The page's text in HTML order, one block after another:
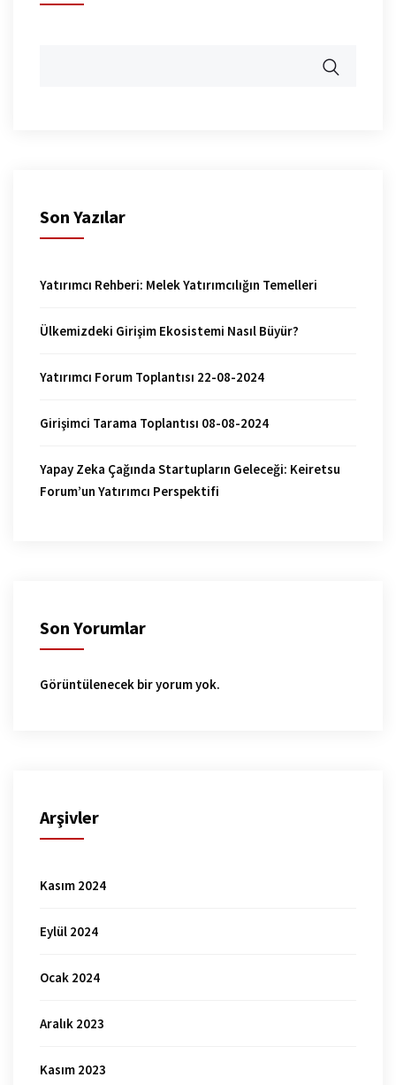
Son Yazılar
Yatırımcı Rehberi: Melek Yatırımcılığın Temelleri
Ülkemizdeki Girişim Ekosistemi Nasıl Büyür?
Yatırımcı Forum Toplantısı 22-08-2024
Girişimci Tarama Toplantısı 08-08-2024
Yapay Zeka Çağında Startupların Geleceği: Keiretsu
Forum’un Yatırımcı Perspektifi
Son Yorumlar
Görüntülenecek bir yorum yok.
Arşivler
Kasım 2024
Eylül 2024
Ocak 2024
Aralık 2023
Kasım 2023